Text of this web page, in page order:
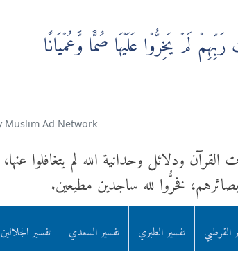
لَمۡ يَخِرُّوۡا عَلَيۡهَا صُمًّا وَّعُمۡيَانًا
Muslim Ad Network
القرآن ودلائل وحدانية الله لم يتغافلوا
فخرُّوا لله ساجدين مطيعين.
القرطبي تفسير الطبري تفسير السعدي تفسير الجلالين